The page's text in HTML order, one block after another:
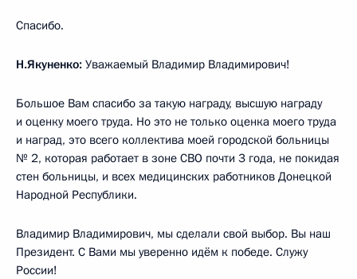
Спасибо.
Н.Якуненко: Уважаемый Владимир Владимирович!
Большое Вам спасибо за такую награду, высшую награду
и оценку моего труда. Но это не только оценка моего труда
и наград, это всего коллектива моей городской больницы
№ 2, которая работает в зоне СВО почти 3 года, не покидая
стен больницы, и всех медицинских работников Донецкой
Народной Республики.
Владимир Владимирович, мы сделали свой выбор. Вы наш
Президент. С Вами мы уверенно идём к победе. Служу
России!